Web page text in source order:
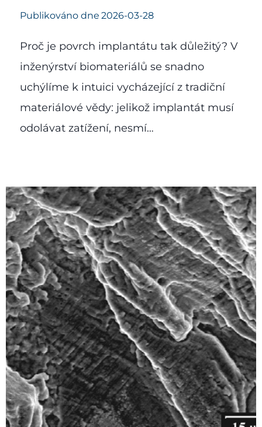
Publikováno dne 2026-03-28
Proč je povrch implantátu tak důležitý? V
inženýrství biomateriálů se snadno
uchýlíme k intuici vycházející z tradiční
materiálové vědy: jelikož implantát musí
odolávat zatížení, nesmí…